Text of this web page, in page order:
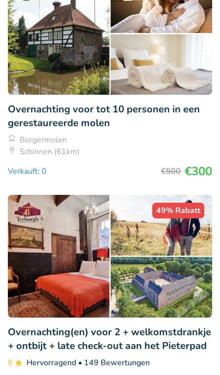
Overnachting voor tot 10 personen in een
gerestaureerde molen
Borgermolen
Schinnen (61km)
Verkauft: 0
€500 €300
49% Rabatt
Overnachting(en) voor 2 + welkomstdrankje
+ ontbijt + late check-out aan het Pieterpad
8 Hervorragend • 149 Bewertungen